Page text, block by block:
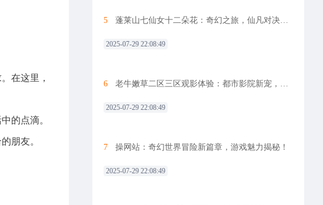
在这里，
的点滴。
朋友。
5 蓬莱山七仙女十二朵花：奇幻之旅，仙凡对决，游戏新篇章
2025-07-29 22:08:49
6 老牛嫩草二区三区观影体验：都市影院新宠，观影体验升级惊喜
2025-07-29 22:08:49
7 操网站：奇幻世界冒险新篇章，游戏魅力揭秘！
2025-07-29 22:08:49